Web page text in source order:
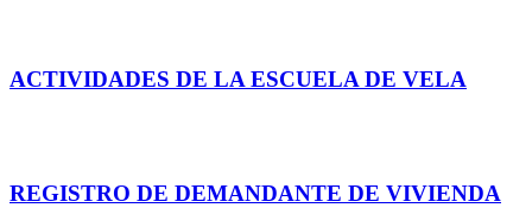
ACTIVIDADES DE LA ESCUELA DE VELA
REGISTRO DE DEMANDANTE DE VIVIENDA